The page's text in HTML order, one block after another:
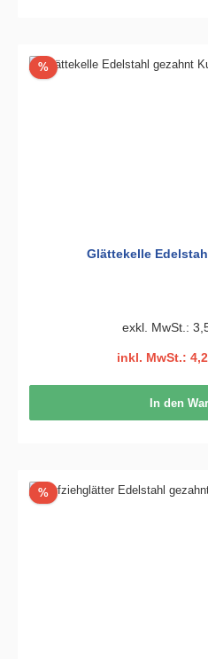
%Rabatt
Glättekelle
exkl. MwSt.:
inkl. MwSt.:
In den
%Rabatt